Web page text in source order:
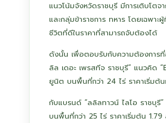
แนวโน้มจังหวัดราชบุรี มีการเติบโต
และกลุ่มข้าราชการ ทหาร โดยเฉพ
ชีวิตที่ดีในราคาที่สามารถจับต้องได้
ดังนั้น เพื่อตอบรับกับความต้องการ
ลิล เดอะ เพรสทีจ ราชบุรี” แนวคิด
ยูนิต บนพื้นที่กว่า 24 ไร่ ราคาเริ่มต้
กับแบรนด์ “ลลิลทาวน์ ไลโอ ราชบุ
บนพื้นที่กว่า 25 ไร่ ราคาเริ่มต้น 1.79